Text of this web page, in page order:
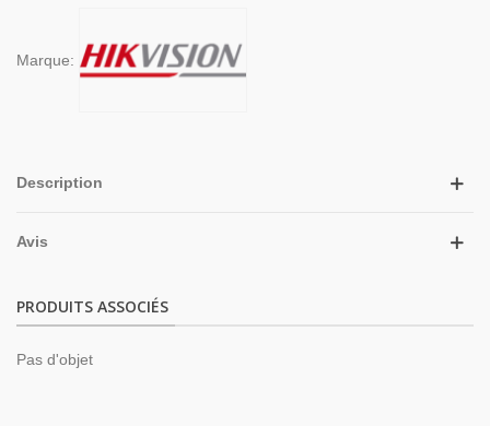
Marque:
Description
Avis
PRODUITS ASSOCIÉS
Pas d'objet